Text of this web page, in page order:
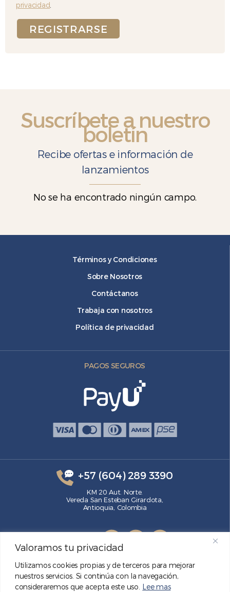
Valoramos tu privacidad
Utilizamos cookies propias y de terceros para mejorar
nuestros servicios. Si continúa con la navegación,
consideraremos que acepta este uso. Lee mas
privacidad
REGISTRARSE
Suscríbete a nuestro
boletín
Recibe ofertas e información de
lanzamientos
No se ha encontrado ningún campo.
Términos y Condiciones
Sobre Nosotros
Contáctanos
Trabaja con nosotros
Política de privacidad
PAGOS SEGUROS
+57 (604) 289 3390
KM 20 Aut. Norte.
Vereda San Esteban Girardota,
Antioquia, Colombia